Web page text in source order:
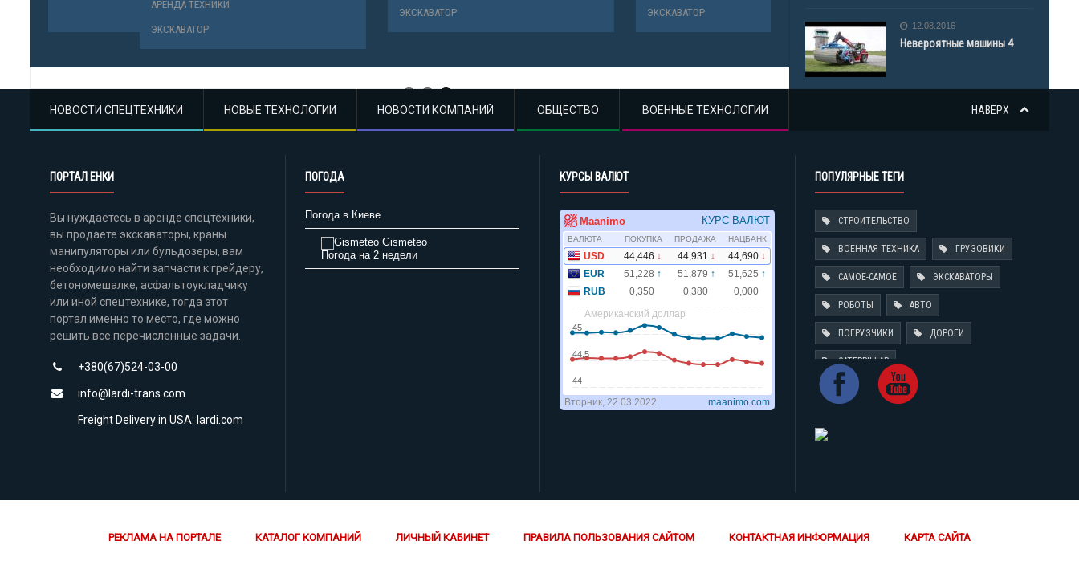
ЭКСКАВАТОР 12.08.2016
Невероятные машины 4
НАВЕРХ
НОВОСТИ СПЕЦТЕХНИКИ НОВЫЕ ТЕХНОЛОГИИ НОВОСТИ КОМПАНИЙ ОБЩЕСТВО ВОЕННЫЕ ТЕХНОЛОГИИ
ПОРТАЛ ЕНКИ
Вы нуждаетесь в аренде спецтехники,
вы продаете экскаваторы, краны
манипуляторы или бульдозеры, вам
необходимо найти запчасти к грейдеру,
бетономешалке, асфальтоукладчику
или иной спецтехнике, тогда этот
портал именно то место, где можно
решить все перечисленные задачи.
+380(67)524-03-00
info@lardi-trans.com
Freight Delivery in USA: lardi.com
ПОГОДА
Погода в Киеве
Gismeteo
Погода на 2 недели
КУРСЫ ВАЛЮТ ПОПУЛЯРНЫЕ ТЕГИ
СТРОИТЕЛЬСТВО
ВОЕННАЯ ТЕХНИКА ГРУЗОВИКИ
САМОЕ-САМОЕ ЭКСКАВАТОРЫ
РОБОТЫ АВТО
ПОГРУЗЧИКИ ДОРОГИ
CATERPILLAR
РЕКЛАМА НА ПОРТАЛЕ КАТАЛОГ КОМПАНИЙ ЛИЧНЫЙ КАБИНЕТ ПРАВИЛА ПОЛЬЗОВАНИЯ САЙТОМ КОНТАКТНАЯ ИНФОРМАЦИЯ КАРТА САЙТА